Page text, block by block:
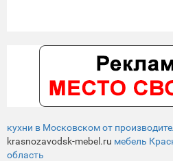
кухни в Московском от
krasnozavodsk-mebel.ru мебель
область